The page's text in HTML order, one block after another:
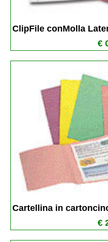
ClipFile conMolla
€
Cartellina in
€